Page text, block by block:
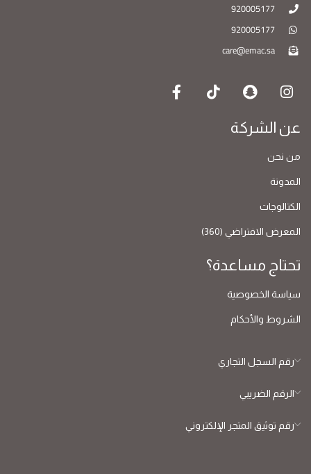
920005177
920005177
care@emac.sa
عن الشركة
من نحن
المدونة
الكتالوجات
المعرض الافتراضي (360)
تحتاج مساعدة؟
سياسة الخصوصية
الشروط والأحكام
رقم السجل التجاري
الرقم الضريبي
رقم توثيق المتجر الإلكتروني